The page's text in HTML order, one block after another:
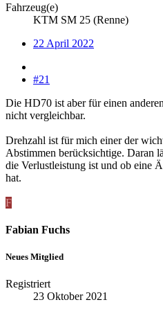
Fahrzeug(e)
KTM SM 25 (Renne)
22 April 2022
#21
Die HD70 ist aber für einen
nicht vergleichbar.
Drehzahl ist für mich einer der
Abstimmen berücksichtige. Daran
die Verlustleistung ist und ob eine
hat.
F
Fabian Fuchs
Neues Mitglied
Registriert
23 Oktober 2021